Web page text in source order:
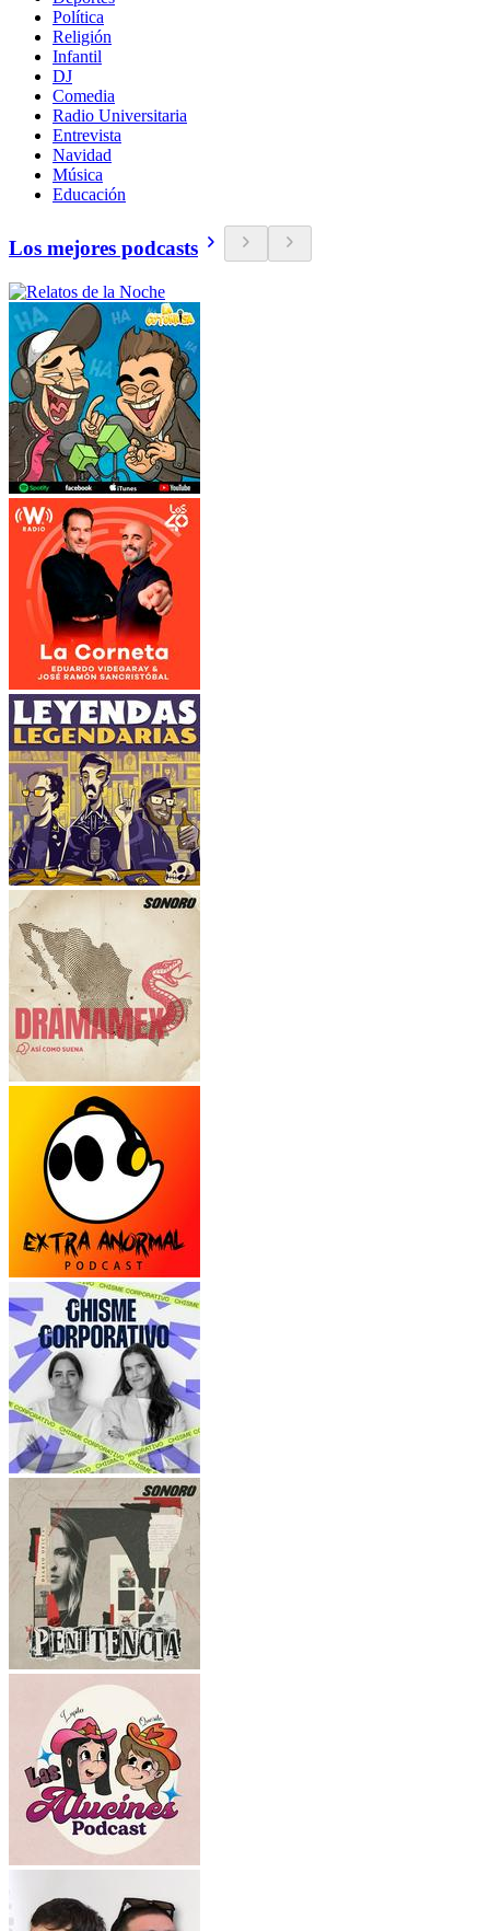
Política
Religión
Infantil
DJ
Comedia
Radio Universitaria
Entrevista
Navidad
Música
Educación
Los mejores podcasts